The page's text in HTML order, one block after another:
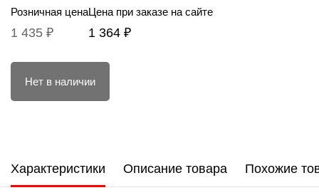
Розничная цена
1 435 ₽
Цена при заказе на сайте
1 364 ₽
Нет в наличии
Характеристики Описание товара Похожие